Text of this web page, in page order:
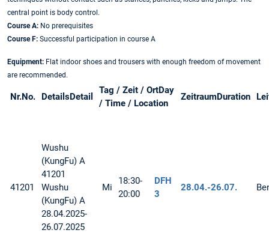
central point is body control.
Course A: No prerequisites
Course F: Successful participation in course A
Equipment: Flat indoor shoes and trousers with enough freedom of movement
are recommended.
Nr.No. DetailsDetail
Tag / Zeit / OrtDay
/ Time / Location
ZeitraumDuration
41201
Wushu
(KungFu) A
41201
Wushu
(KungFu) A
28.04.2025-
26.07.2025
Mi
18:30-
20:00
DFH
3
28.04.-26.07.